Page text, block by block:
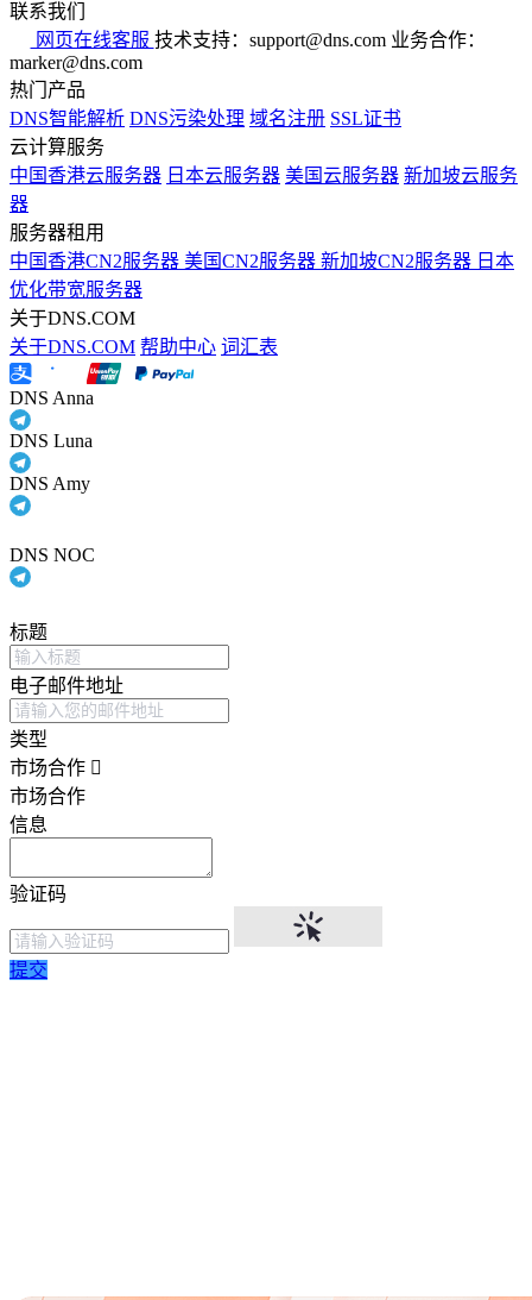
联系我们
网页在线客服 技术支持：support@dns.com 业务合作：
marker@dns.com
热门产品
DNS智能解析 DNS污染处理 域名注册 SSL证书
云计算服务
中国香港云服务器 日本云服务器 美国云服务器 新加坡云服务
器
服务器租用
中国香港CN2服务器 美国CN2服务器 新加坡CN2服务器 日本
优化带宽服务器
关于DNS.COM
关于DNS.COM 帮助中心 词汇表
DNS Anna
DNS Luna
DNS Amy
DNS NOC
标题
电子邮件地址
类型
市场合作
市场合作
信息
验证码
提交